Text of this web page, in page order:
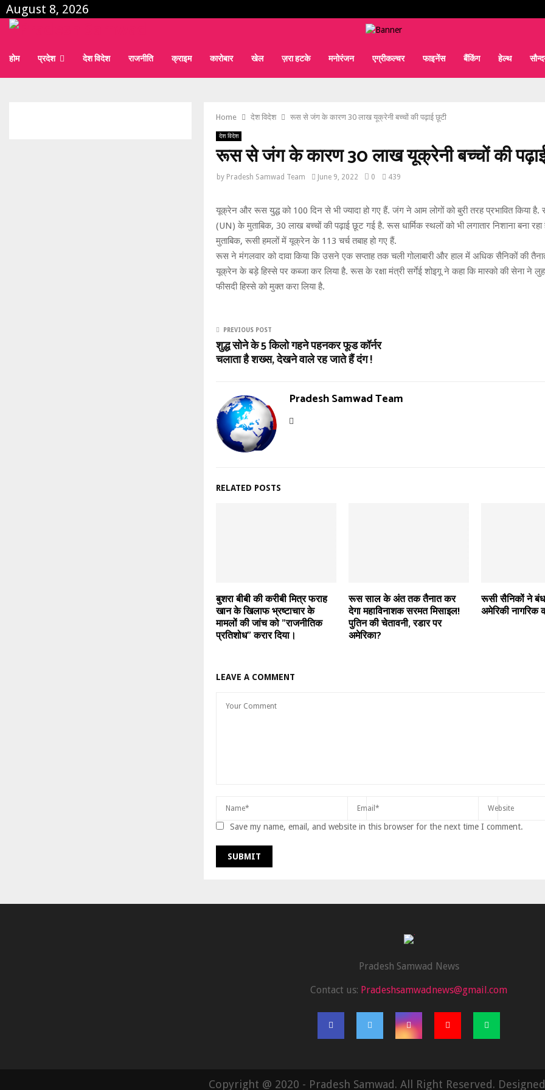
August 8, 2026
होम प्रदेश देश विदेश राजनीति क्राइम कारोबार खेल ज़रा हटके मनोरंजन एग्रीकल्चर फाइनेंस बैंकिंग हेल्थ
Home देश विदेश रूस से जंग के कारण 30 लाख यूक्रेनी बच्चों की पढ़ाई छूटी
देश विदेश
रूस से जंग के कारण 30 लाख यूक्रेनी बच्चों की
by Pradesh Samwad Team June 9, 2022 0 439
यूक्रेन और रूस युद्ध को 100 दिन से भी ज्यादा हो गए हैं. जंग ने आम लोगों को बुरी तरह प्रभावित किया है.
(UN) के मुताबिक, 30 लाख बच्चों की पढ़ाई छूट गई है. रूस धार्मिक स्थलों को भी लगातार निशाना बना रहा
मुताबिक, रूसी हमलों में यूक्रेन के 113 चर्च तबाह हो गए हैं.
रूस ने मंगलवार को दावा किया कि उसने एक सप्ताह तक चली गोलाबारी और हाल में अधिक सैनिकों की
यूक्रेन के बड़े हिस्से पर कब्जा कर लिया है. रूस के रक्षा मंत्री सर्गेई शोइगू ने कहा कि मास्को की सेना ने
फीसदी हिस्से को मुक्त करा लिया है.
PREVIOUS POST
शुद्ध सोने के 5 किलो गहने पहनकर फूड कॉर्नर
चलाता है शख्स, देखने वाले रह जाते हैं दंग !
Pradesh Samwad Team
RELATED POSTS
बुशरा बीबी की करीबी मित्र फराह
खान के खिलाफ भ्रष्टाचार के
मामलों की जांच को ”राजनीतिक
प्रतिशोध” करार दिया।
रूस साल के अंत तक तैनात कर
देगा महाविनाशक सरमत मिसाइल!
पुतिन की चेतावनी, रडार पर
अमेरिका?
रूसी सैनिकों ने
अमेरिकी नागरिक
LEAVE A COMMENT
Save my name, email, and website in this browser for the next time I comment.
Pradesh Samwad News
Contact us: Pradeshsamwadnews@gmail.com
Copyright @ 2020 - Pradesh Samwad. All Right Reserved.